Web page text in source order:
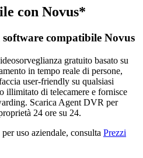
con Novus*
compatibile Novus
gratuito basato su
in tempo reale di persone,
user-friendly su qualsiasi
illimitato di telecamere e fornisce
Scarica Agent DVR per
24 ore su 24.
uso aziendale, consulta Prezzi